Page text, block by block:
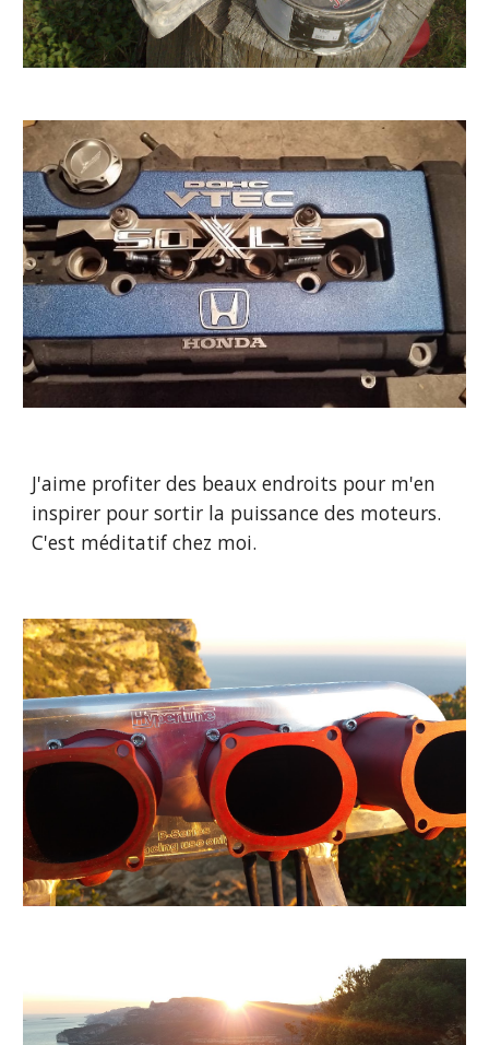
J'aime profiter des beaux endroits pour m'en
inspirer pour sortir la puissance des moteurs.
C'est méditatif chez moi.